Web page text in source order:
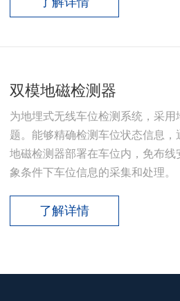
双模地磁检测器
为地埋式无线车位检测系统，采
题。能够精确检测车位状态信息
地磁检测器部署在车位内，免布
象条件下车位信息的采集和处理。
了解详情